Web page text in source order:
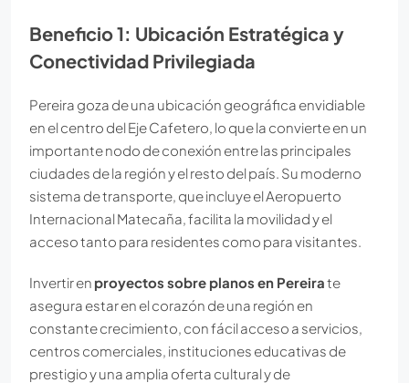
Beneficio 1: Ubicación Estratégica y
Conectividad Privilegiada
Pereira goza de una ubicación geográfica envidiable
en el centro del Eje Cafetero, lo que la convierte en un
importante nodo de conexión entre las principales
ciudades de la región y el resto del país. Su moderno
sistema de transporte, que incluye el Aeropuerto
Internacional Matecaña, facilita la movilidad y el
acceso tanto para residentes como para visitantes.
Invertir en proyectos sobre planos en Pereirate
asegura estar en el corazón de una región en
constante crecimiento, con fácil acceso a servicios,
centros comerciales, instituciones educativas de
prestigio y una amplia oferta cultural y de